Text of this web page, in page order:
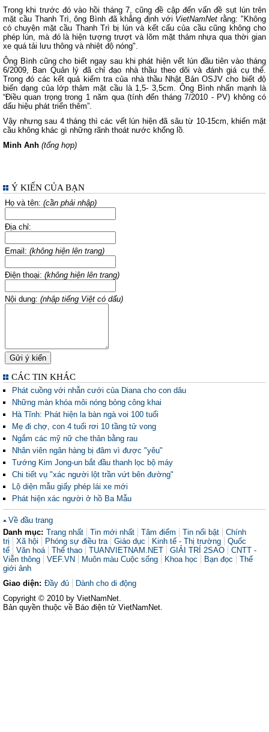
Trong khi trước đó vào hồi tháng 7, cũng đề cập đến vấn đề sụt lún trên
mặt cầu Thanh Trì, ông Bình đã khẳng định với VietNamNet rằng: "Không
có chuyện mặt cầu Thanh Trì bị lún và kết cấu của cầu cũng không cho
phép lún, mà đó là hiện tượng trượt và lõm mặt thảm nhựa qua thời gian
xe quá tải lưu thông và nhiệt độ nóng".
Ông Bình cũng cho biết ngay sau khi phát hiện vết lún đầu tiên vào tháng
6/2009, Ban Quản lý đã chỉ đạo nhà thầu theo dõi và đánh giá cụ thể.
Trong đó các kết quả kiểm tra của nhà thầu Nhật Bản OSJV cho biết độ
biến dạng của lớp thảm mặt cầu là 1,5- 3,5cm. Ông Bình nhấn mạnh là
“Điều quan trọng trong 1 năm qua (tính đến tháng 7/2010 - PV) không có
dấu hiệu phát triển thêm”.
Vậy nhưng sau 4 tháng thì các vết lún hiện đã sâu từ 10-15cm, khiến mặt
cầu không khác gì những rãnh thoát nước khổng lồ.
Minh Anh (tổng hợp)
Ý KIẾN CỦA BẠN
Họ và tên: (cần phải nhập)
Địa chỉ:
Email: (không hiện lên trang)
Điện thoại: (không hiện lên trang)
Nội dung: (nhập tiếng Việt có dấu)
CÁC TIN KHÁC
Phát cuồng với nhẫn cưới của Diana cho con dâu
Những màn khóa môi nóng bỏng công khai
Hà Tĩnh: Phát hiện la bàn ngà voi 100 tuổi
Mẹ đi chợ, con 4 tuổi rơi 10 tầng tử vong
Ngắm các mỹ nữ che thân bằng rau
Nhân viên ngân hàng bị đâm vì được "yêu"
Tướng Kim Jong-un bắt đầu thanh lọc bộ máy
Chi tiết vụ "xác người lột trần vứt bên đường"
Lộ diện mẫu giấy phép lái xe mới
Phát hiện xác người ở hồ Ba Mẫu
Về đầu trang
Danh mục: Trang nhất Tin mới nhất Tâm điểm Tin nổi bật
Chính
trị
Xã hội Phóng sự điều tra Giáo dục Kinh tế - Thị trường
Quốc
tế
Văn hoá Thể thao TUANVIETNAM.NET GIẢI TRÍ 2SAO
CNTT -
Viễn thông
VEF.VN Muôn màu Cuộc sống Khoa học Bạn đọc
Thế
giới ảnh
Giao diện: Đầy đủ
Dành cho di động
Copyright © 2010 by VietNamNet.
Bản quyền thuộc về Báo điện tử VietNamNet.